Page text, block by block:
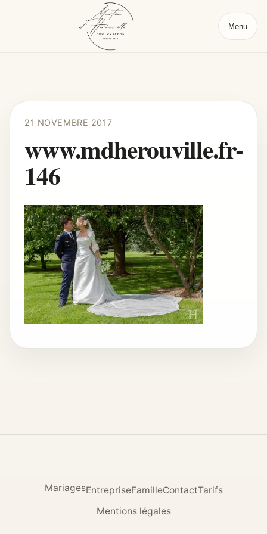
Menu
21 NOVEMBRE 2017
www.mdherouville.fr-
146
MariagesEntrepriseFamilleContactTarifs
Mentions légales